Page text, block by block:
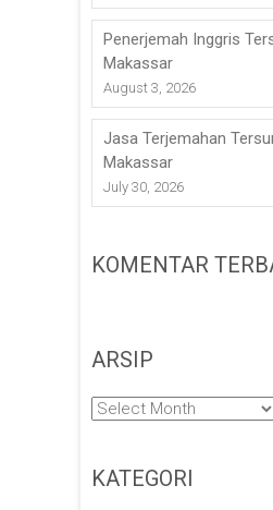
Penerjemah Inggris
Makassar
August 3, 2026
Jasa Terjemahan
Makassar
July 30, 2026
KOMENTAR
ARSIP
Arsip
KATEGORI